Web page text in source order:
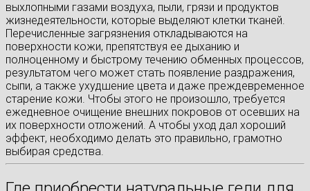
выхлопными газами воздуха, пыли, грязи и продуктов
жизнедеятельности, которые выделяют клетки тканей.
Перечисленные загрязнения откладываются на
поверхности кожи, препятствуя ее дыханию и
полноценному и быстрому течению обменных процессов,
результатом чего может стать появление раздражения,
сыпи, а также ухудшение цвета и даже преждевременное
старение кожи. Чтобы этого не произошло, требуется
ежедневное очищение внешних покровов от осевших на
их поверхности отложений. А чтобы уход дал хороший
эффект, необходимо делать это правильно, грамотно
выбирая средства.